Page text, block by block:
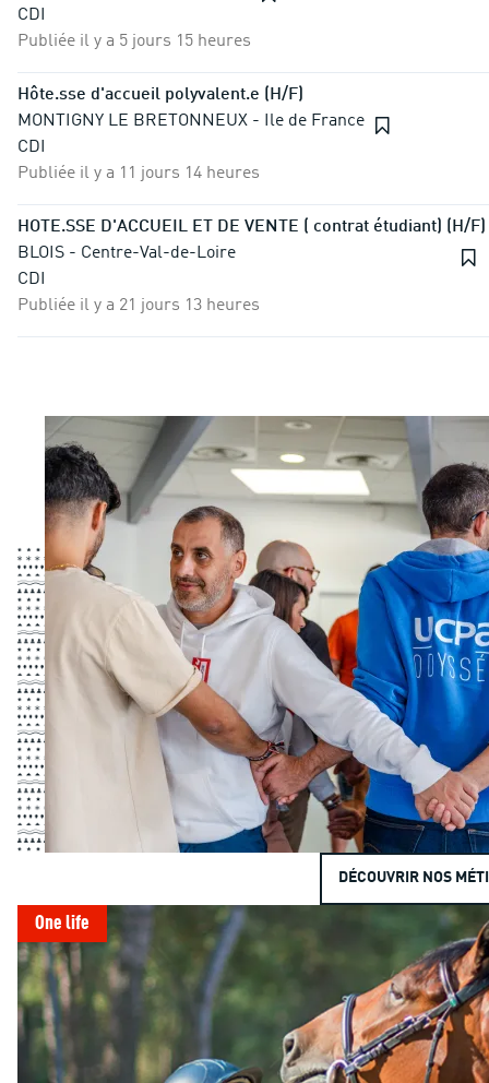
CDI
Publiée il y a 5 jours 15 heures
Hôte.sse d'accueil polyvalent.e (H/F)
MONTIGNY LE BRETONNEUX - Ile de France
CDI
Publiée il y a 11 jours 14 heures
HOTE.SSE D'ACCUEIL ET DE VENTE ( contrat étudiant) (H/F)
BLOIS - Centre-Val-de-Loire
CDI
Publiée il y a 21 jours 13 heures
DÉCOUVRIR NOS
One life